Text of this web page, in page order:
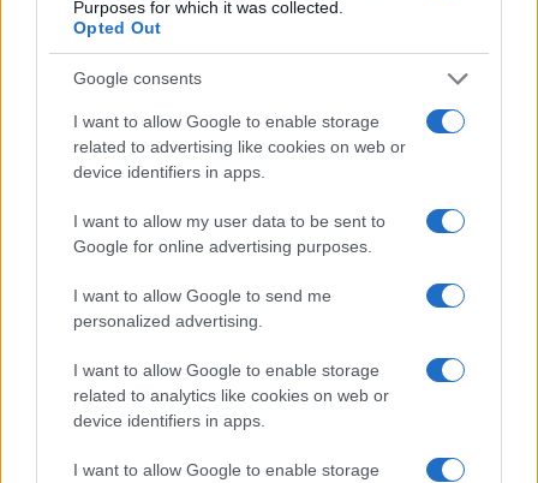
Purposes for which it was collected.
Opted Out
Google consents
I want to allow Google to enable storage
related to advertising like cookies on web or
device identifiers in apps.
I want to allow my user data to be sent to
Google for online advertising purposes.
I want to allow Google to send me
personalized advertising.
I want to allow Google to enable storage
related to analytics like cookies on web or
device identifiers in apps.
I want to allow Google to enable storage
soluzione ideale per la casa e l’ufficio
Monte Pino, la fine di un lungo dolore: storia e
rinascita della strada che segnò la Gallura
Raid nelle campagne di Berchidda, rischio per
la rete elettrica